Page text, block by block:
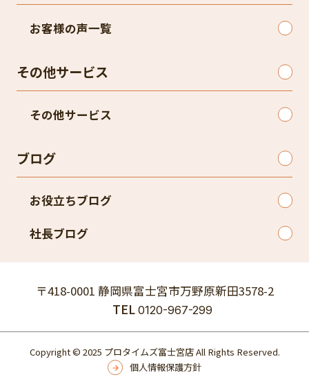
お客様の声一覧
その他サービス
その他サービス
ブログ
お役立ちブログ
社長ブログ
〒418-0001 静岡県富士宮市万野原新田3578-2
TEL0120-967-299
Copyright © 2025 プロタイムズ富士宮店 All Rights Reserved.
個人情報保護方針